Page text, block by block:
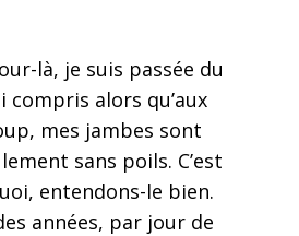
là, je suis passée du
compris alors qu’aux
mes jambes sont
sans poils. C’est
entendons-le bien.
années, par jour de